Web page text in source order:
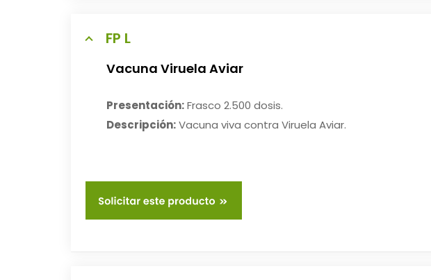
FP L
Vacuna Viruela Aviar
Presentación:Frasco 2.500 dosis.
Descripción:Vacuna viva contra Viruela Aviar.